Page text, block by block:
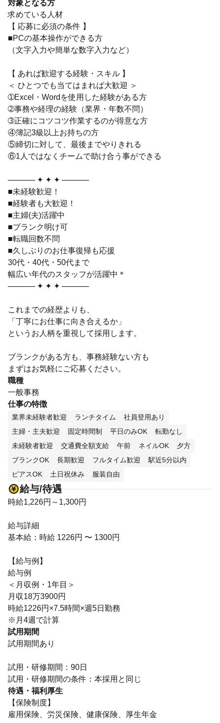
対象となる方
求めている人材
【 応募に必須の条件 】
■PCの基本操作ができる方
（文字入力や簡単な数字入力など）
【 あれば歓迎する経験・スキル 】
＜ ひとつでも当てはまれば大歓迎 ＞
➀Excel・Wordを使用した経験がある方
➁事務や経理の経験（業界・年数不問）
➂正確にコツコツ作業するのが得意な方
④簿記3級以上お持ちの方
⑤締切に対して、最後までやりきれる
⑥1人ではなくチームで助け合う事ができる
───── ✦ ✦ ✦ ─────
■未経験歓迎！
■経験者も大歓迎！
■主婦(夫)活躍中
■ブランク明け可
■転職回数不問
■久しぶりのお仕事復帰も応援
30代・40代・50代まで
幅広い年代のスタッフが活躍中＊
───── ✦ ✦ ✦ ─────
これまでの経歴よりも、
「丁寧にお仕事に向き合えるか」
というお人柄を重視して採用します。
ブランクがある方も、事務経験ない方も
まずはお気軽にご応募ください。
職種
一般事務
仕事の特徴
業界未経験者歓迎 ランチタイム
社員登用あり
主婦・主夫歓迎
固定時間制 平日のみOK
転勤なし
未経験者歓迎
交通費全額支給 午前 ネイルOK
夕方
ブランクOK
長期歓迎 フルタイム歓迎
駅近5分以内
ピアスOK
土日祝休み 服装自由
給与/待遇
時給1,226円～1,300円
給与詳細
基本給：時給 1226円 〜 1300円
【給与例】
給与例
＜月収例・1年目＞
月収18万3900円
時給1226円×7.5時間×週5日勤務
※月4週で計算
試用期間
試用期間あり
試用・研修期間：90日
待遇・福利厚生
【保険制度】
雇用保険、労災保険、健康保険、厚生年金